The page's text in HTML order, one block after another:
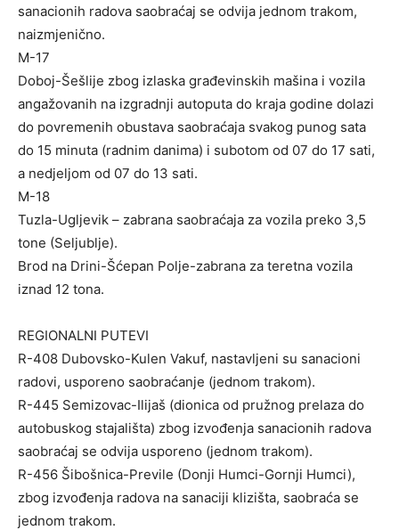
sanacionih radova saobraćaj se odvija jednom trakom,
naizmjenično.
M-17
Doboj-Šešlije zbog izlaska građevinskih mašina i vozila
angažovanih na izgradnji autoputa do kraja godine dolazi
do povremenih obustava saobraćaja svakog punog sata
do 15 minuta (radnim danima) i subotom od 07 do 17 sati,
a nedjeljom od 07 do 13 sati.
M-18
Tuzla-Ugljevik – zabrana saobraćaja za vozila preko 3,5
tone (Seljublje).
Brod na Drini-Šćepan Polje-zabrana za teretna vozila
iznad 12 tona.
REGIONALNI PUTEVI
R-408 Dubovsko-Kulen Vakuf, nastavljeni su sanacioni
radovi, usporeno saobraćanje (jednom trakom).
R-445 Semizovac-Ilijaš (dionica od pružnog prelaza do
autobuskog stajališta) zbog izvođenja sanacionih radova
saobraćaj se odvija usporeno (jednom trakom).
R-456 Šibošnica-Previle (Donji Humci-Gornji Humci),
zbog izvođenja radova na sanaciji klizišta, saobraća se
jednom trakom.